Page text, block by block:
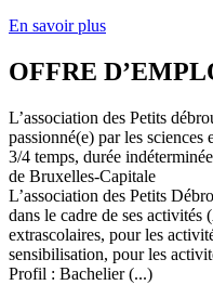
En savoir plus
OFFRE
L’association des Petits
passionné(e) par les
3/4 temps, durée
de Bruxelles-Capitale
L’association des Petits
dans le cadre de ses
extrascolaires, pour les
sensibilisation, pour les
Profil : Bachelier (...)